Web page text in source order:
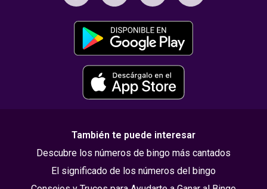
También te puede interesar
Descubre los números de bingo más cantados
El significado de los números del bingo